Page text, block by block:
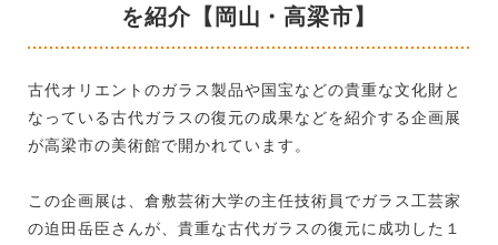
を紹介【岡山・高梁市】
古代オリエントのガラス製品や国宝などの貴重な文化財と
なっている古代ガラスの復元の成果などを紹介する企画展
が高梁市の美術館で開かれています。
この企画展は、倉敷芸術大学の主任技術員でガラス工芸家
の迫田岳臣さんが、貴重な古代ガラスの復元に成功した１